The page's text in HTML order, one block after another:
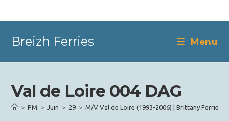
Breizh Ferries Menu
Val de Loire 004 DAG
> PM > Juin > 29 > M/V Val de Loire (1993-2006) | Brittany Ferries